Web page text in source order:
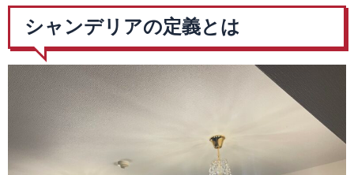
シャンデリアの定義とは